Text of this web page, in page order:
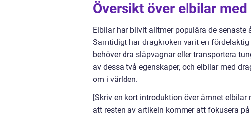
Översikt över elbilar
Elbilar har blivit alltmer populära de
Samtidigt har dragkroken varit en
behöver dra släpvagnar eller transportera
av dessa två egenskaper, och elbilar med
om i världen.
[Skriv en kort introduktion över ämnet
att resten av artikeln kommer att fokusera